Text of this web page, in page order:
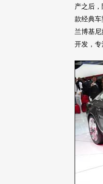
产之后
款经典车
兰博基尼
开发，